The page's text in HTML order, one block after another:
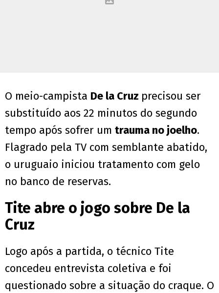
O meio-campista De la Cruz precisou ser
substituído aos 22 minutos do segundo
tempo após sofrer um trauma no joelho.
Flagrado pela TV com semblante abatido,
o uruguaio iniciou tratamento com gelo
no banco de reservas.
Tite abre o jogo sobre De la
Cruz
Logo após a partida, o técnico Tite
concedeu entrevista coletiva e foi
questionado sobre a situação do craque. O